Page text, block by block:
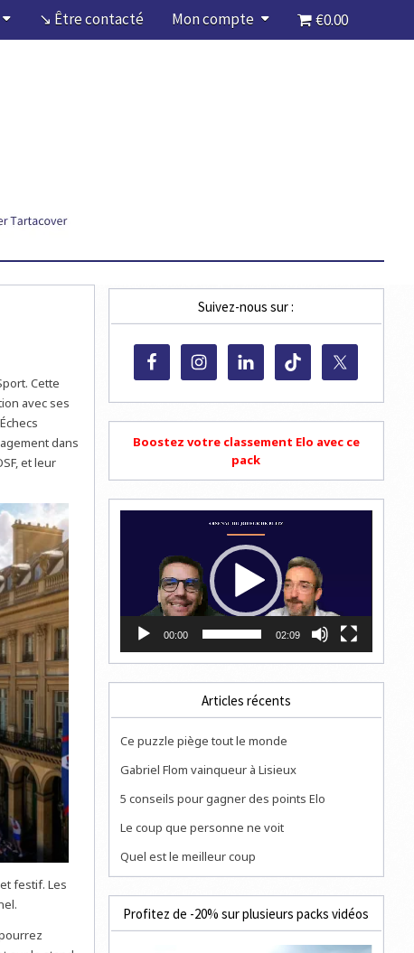
↘ Être contacté Mon compte €0.00
Cette
avec ses
dans
et leur
festif. Les
Suivez-nous sur :
Boostez votre classement Elo avec ce
pack
00:00 02:09
Articles récents
Ce puzzle piège tout le monde
Gabriel Flom vainqueur à Lisieux
5 conseils pour gagner des points Elo
Le coup que personne ne voit
Quel est le meilleur coup
Profitez de -20% sur plusieurs packs vidéos